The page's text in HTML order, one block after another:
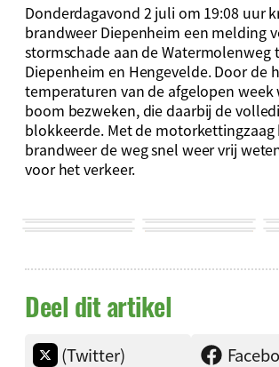
Donderdagavond 2 juli om 19:08 uur
brandweer Diepenheim een melding
stormschade aan de Watermolenweg
Diepenheim en Hengevelde. Door de
temperaturen van de afgelopen week
boom bezweken, die daarbij de
blokkeerde. Met de motorkettingzaag
brandweer de weg snel weer vrij
voor het verkeer.
Deel dit artikel
(Twitter)